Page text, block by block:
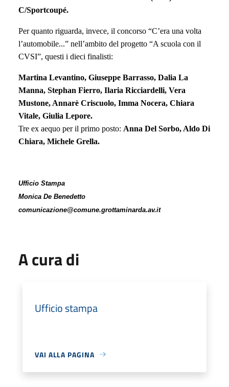
C/Sportcoupé.
Per quanto riguarda, invece, il concorso “C’era una volta
l’automobile...” nell’ambito del progetto “A scuola con il
CVSI”, questi i dieci finalisti:
Martina Levantino, Giuseppe Barrasso, Dalia La
Manna, Stephan Fierro, Ilaria Ricciardelli, Vera
Mustone, Annarè Criscuolo, Imma Nocera, Chiara
Vitale, Giulia Lepore.
Tre ex aequo per il primo posto: Anna Del Sorbo, Aldo Di
Chiara, Michele Grella.
Ufficio Stampa
Monica De Benedetto
comunicazione@comune.grottaminarda.av.it
A cura di
Ufficio stampa
VAI ALLA PAGINA